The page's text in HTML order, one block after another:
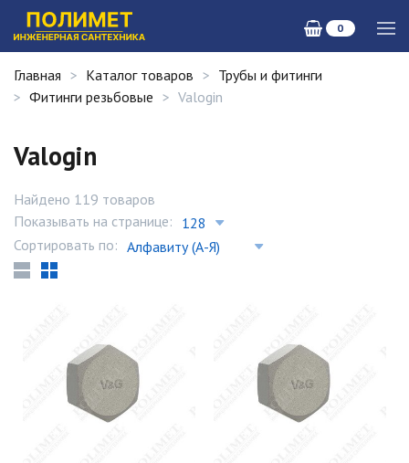
0
Главная Каталог товаров
Трубы и фитинги
Фитинги резьбовые
Valogin
Valogin
Найдено 119 товаров
Показывать на странице:
Сортировать по: